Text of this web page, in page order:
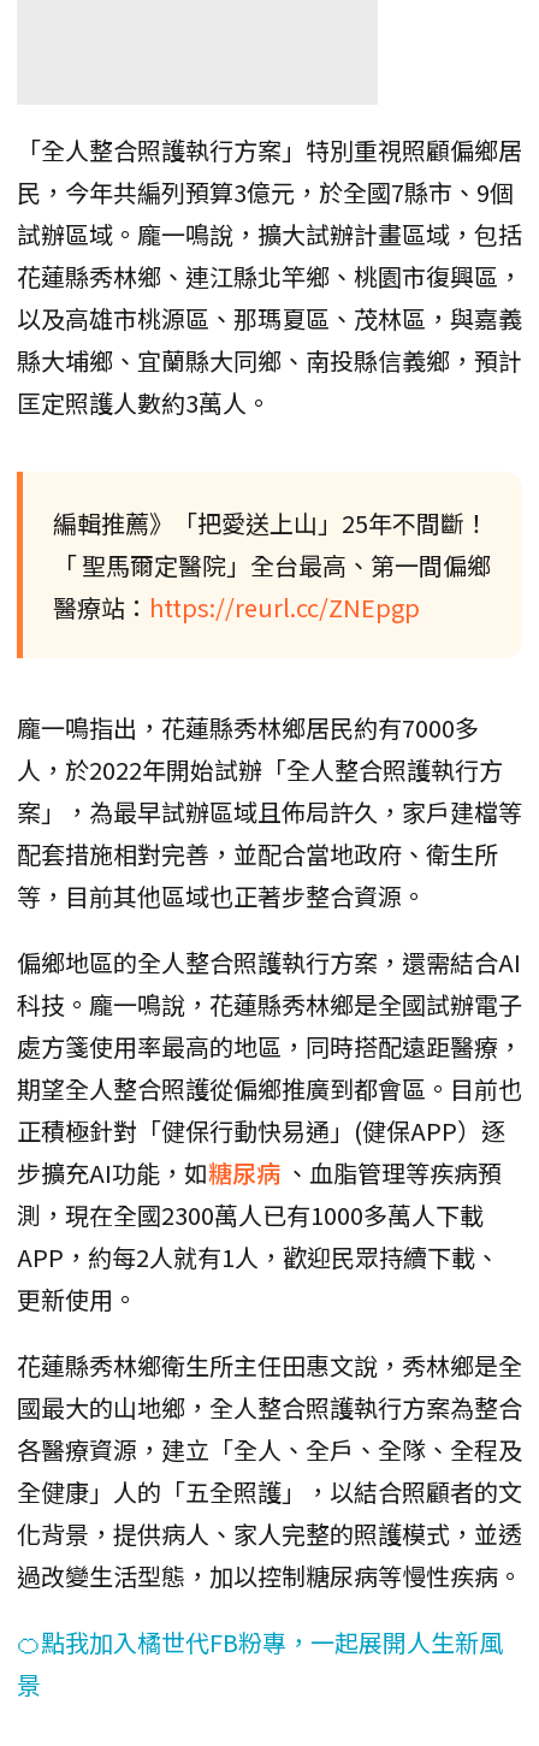
「全人整合照護執行方案」特別重視照顧偏鄉居
民，今年共編列預算3億元，於全國7縣市、9個
試辦區域。龐一鳴說，擴大試辦計畫區域，包括
花蓮縣秀林鄉、連江縣北竿鄉、桃園市復興區，
以及高雄市桃源區、那瑪夏區、茂林區，與嘉義
縣大埔鄉、宜蘭縣大同鄉、南投縣信義鄉，預計
匡定照護人數約3萬人。
編輯推薦》「把愛送上山」25年不間斷！
「 聖馬爾定醫院」全台最高、第一間偏鄉
醫療站： https://reurl.cc/ZNEpgp
龐一鳴指出，花蓮縣秀林鄉居民約有7000多
人，於2022年開始試辦「全人整合照護執行方
案」，為最早試辦區域且佈局許久，家戶建檔等
配套措施相對完善，並配合當地政府、衛生所
等，目前其他區域也正著步整合資源。
偏鄉地區的全人整合照護執行方案，還需結合AI
科技。龐一鳴說，花蓮縣秀林鄉是全國試辦電子
處方箋使用率最高的地區，同時搭配遠距醫療，
期望全人整合照護從偏鄉推廣到都會區。目前也
正積極針對「健保行動快易通」(健保APP）逐
步擴充AI功能，如糖尿病 、血脂管理等疾病預
測，現在全國2300萬人已有1000多萬人下載
APP，約每2人就有1人，歡迎民眾持續下載、
更新使用。
花蓮縣秀林鄉衛生所主任田惠文說，秀林鄉是全
國最大的山地鄉，全人整合照護執行方案為整合
各醫療資源，建立「全人、全戶、全隊、全程及
全健康」人的「五全照護」，以結合照顧者的文
化背景，提供病人、家人完整的照護模式，並透
過改變生活型態，加以控制糖尿病等慢性疾病。
🍊點我加入橘世代FB粉專，一起展開人生新風
景